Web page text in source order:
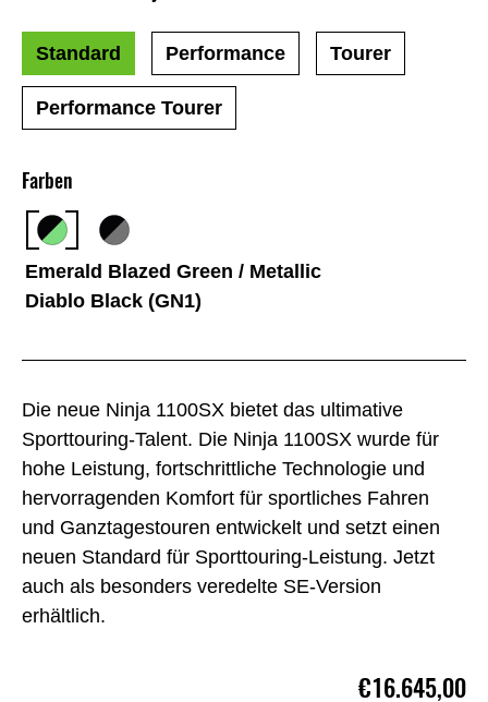
Die neue Ninja 1100SX bietet das ultimative
Sporttouring-Talent. Die Ninja 1100SX wurde für
hohe Leistung, fortschrittliche Technologie und
hervorragenden Komfort für sportliches Fahren
und Ganztagestouren entwickelt und setzt einen
neuen Standard für Sporttouring-Leistung. Jetzt
auch als besonders veredelte SE-Version
erhältlich.
€16.645,00
Farben
Emerald Blazed Green / Metallic
Diablo Black (GN1)
Standard Performance Tourer
Performance Tourer